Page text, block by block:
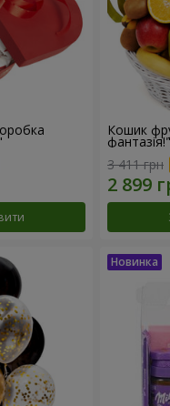
Кошик
фантазія!"
3 411 грн